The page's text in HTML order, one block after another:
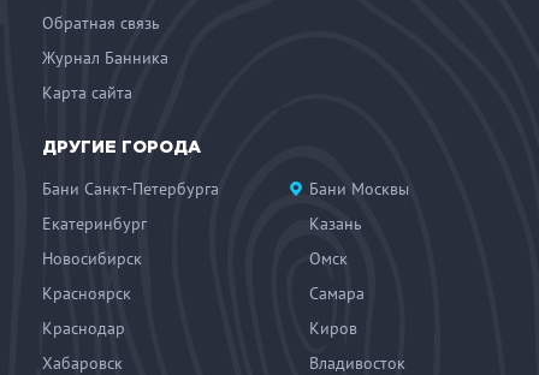
Обратная связь
Журнал Банника
Карта сайта
ДРУГИЕ ГОРОДА
Бани Санкт-Петербурга
Бани Москвы
Екатеринбург
Казань
Новосибирск
Омск
Красноярск
Самара
Краснодар
Киров
Хабаровск
Владивосток